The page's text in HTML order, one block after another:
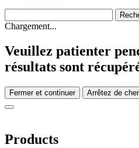
Chargement...
Veuillez patienter
résultats sont
Fermer et continuer Arrêtez de
Products